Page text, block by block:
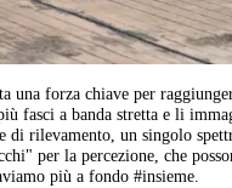
una forza chiave per
fasci a banda stretta e li
rilevamento, un singolo
per la percezione, che
più a fondo #insieme.